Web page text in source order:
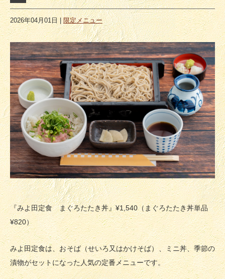
2026年04月01日|限定メニュー
『みよ田定食 まぐろたたき丼』¥1,540（まぐろたたき丼単品
¥820）
みよ田定食は、おそば（せいろ又はかけそば）、ミニ丼、季節の
漬物がセットになった人気の定番メニューです。